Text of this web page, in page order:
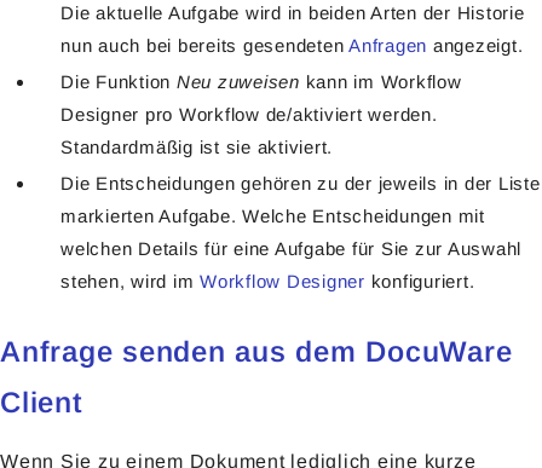
Die aktuelle Aufgabe wird in beiden Arten der Historie
nun auch bei bereits gesendeten Anfragen angezeigt.
Die Funktion Neu zuweisen kann im Workflow
Designer pro Workflow de/aktiviert werden.
Standardmäßig ist sie aktiviert.
Die Entscheidungen gehören zu der jeweils in der Liste
markierten Aufgabe. Welche Entscheidungen mit
welchen Details für eine Aufgabe für Sie zur Auswahl
stehen, wird im Workflow Designer konfiguriert.
Anfrage senden aus dem DocuWare
Client
Wenn Sie zu einem Dokument lediglich eine kurze